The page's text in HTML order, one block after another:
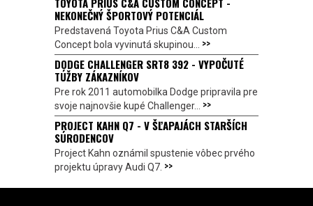
NEKONEČNÝ ŠPORTOVÝ POTENCIÁL
Predstavená Toyota Prius C&A Custom
Concept bola vyvinutá skupinou... >>
DODGE CHALLENGER SRT8 392 - VYPOČUTÉ
TÚŽBY ZÁKAZNÍKOV
Pre rok 2011 automobilka Dodge pripravila pre
svoje najnovšie kupé Challenger... >>
PROJECT KAHN Q7 - V ŠĽAPAJÁCH STARŠÍCH
SÚRODENCOV
Project Kahn oznámil spustenie vôbec prvého
projektu úpravy Audi Q7. >>